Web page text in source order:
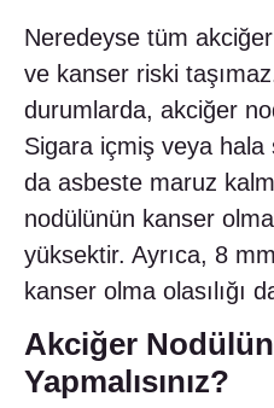
Neredeyse tüm
ve kanser riski
durumlarda, akciğer
Sigara içmiş veya
da asbeste maruz
nodülünün kanser olma
yüksektir. Ayrıca, 8
kanser olma olasılığı
Akciğer
Yapmalısınız?